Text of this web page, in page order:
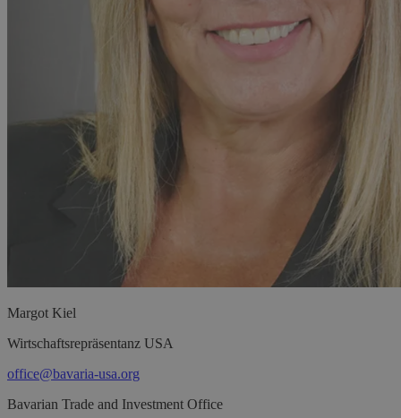
Margot Kiel
Wirtschaftsrepräsentanz USA
office@bavaria-usa.org
Bavarian Trade and Investment Office